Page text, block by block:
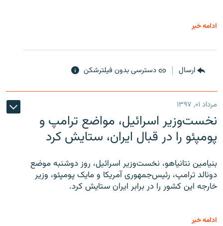
ادامه خبر
ارسال دسترسی بدون فیلترشکن
مرداد ۰۱, ۱۳۹۷
نخست‌وزیر اسرائیل، مواضع ترامپ و
پومپئو را در قبال ایران، ستایش کرد
بنیامین نتانیاهو، نخست‌وزیر اسرائیل، روز دوشنبه موضع
دونالد ترامپ، رئیس‌جمهوری آمریکا و مایک پومپئو، وزیر
خارجه این کشور را در برابر ایران ستایش کرد.
ادامه خبر